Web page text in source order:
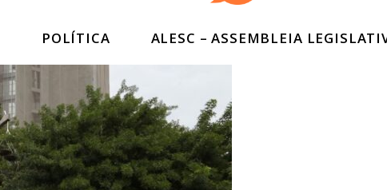
POLÍTICA ALESC – ASSEMBLEIA